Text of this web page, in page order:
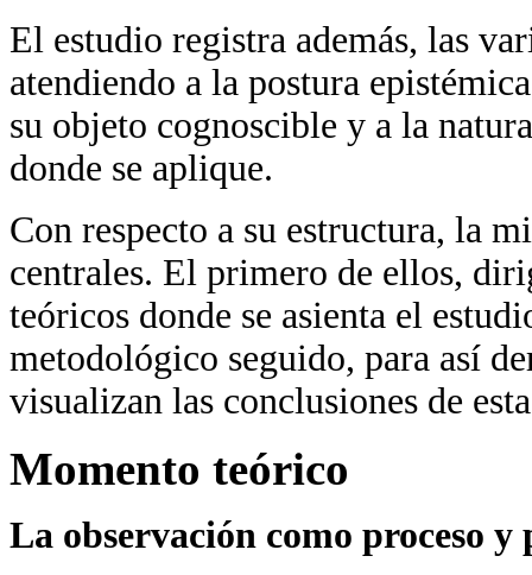
El estudio registra además, las
atendiendo a la postura
su objeto cognoscible y a la
donde se aplique.
Con respecto a su estructura, la
centrales. El primero de ellos,
teóricos donde se asienta el
metodológico seguido, para así
visualizan las conclusiones de
Momento teórico
La observación como proceso